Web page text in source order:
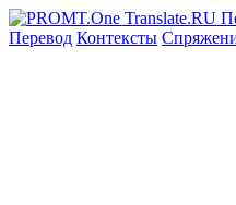
Перевод Контексты